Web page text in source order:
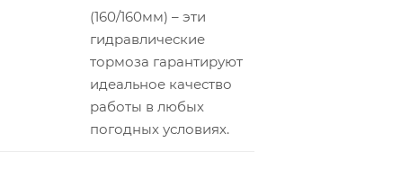
(160/160мм) – эти
гидравлические
тормоза гарантируют
идеальное качество
работы в любых
погодных условиях.